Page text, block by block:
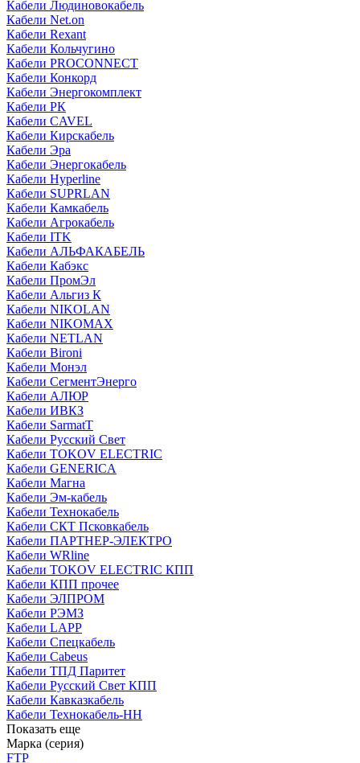
Кабели Людиновокабель
Кабели Net.on
Кабели Rexant
Кабели Кольчугино
Кабели PROCONNECT
Кабели Конкорд
Кабели Энергокомплект
Кабели РК
Кабели CAVEL
Кабели Кирскабель
Кабели Эра
Кабели Энергокабель
Кабели Hyperline
Кабели SUPRLAN
Кабели Камкабель
Кабели Агрокабель
Кабели ITK
Кабели АЛЬФАКАБЕЛЬ
Кабели Кабэкс
Кабели ПромЭл
Кабели Альгиз К
Кабели NIKOLAN
Кабели NIKOMAX
Кабели NETLAN
Кабели Bironi
Кабели Монэл
Кабели СегментЭнерго
Кабели АЛЮР
Кабели ИВКЗ
Кабели SarmatT
Кабели Русский Свет
Кабели TOKOV ELECTRIC
Кабели GENERICA
Кабели Магна
Кабели Эм-кабель
Кабели Технокабель
Кабели СКТ Псковкабель
Кабели ПАРТНЕР-ЭЛЕКТРО
Кабели WRline
Кабели TOKOV ELECTRIC КПП
Кабели КПП прочее
Кабели ЭЛПРОМ
Кабели РЭМЗ
Кабели LAPP
Кабели Спецкабель
Кабели Cabeus
Кабели ТПД Паритет
Кабели Русский Свет КПП
Кабели Кавказкабель
Кабели Технокабель-НН
Показать еще
Марка (серия)
FTP